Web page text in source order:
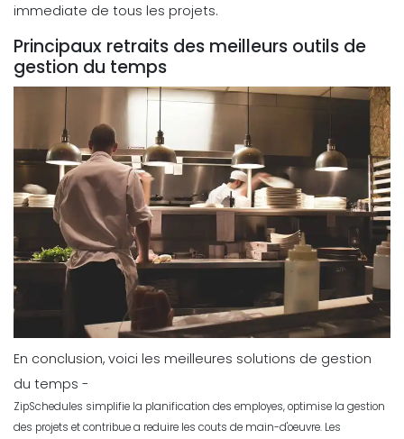
immediate de tous les projets.
Principaux retraits des meilleurs outils de
gestion du temps
En conclusion, voici les meilleures solutions de gestion
du temps -
ZipSchedules simplifie la planification des employes, optimise la gestion
des projets et contribue a reduire les couts de main-d'oeuvre. Les